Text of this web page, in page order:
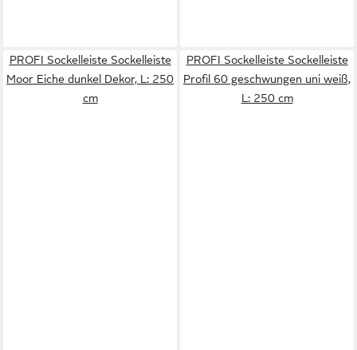
PROFI Sockelleiste Sockelleiste
Moor Eiche dunkel Dekor, L: 250
cm
PROFI Sockelleiste Sockelleiste
Profil 60 geschwungen uni weiß,
L: 250 cm